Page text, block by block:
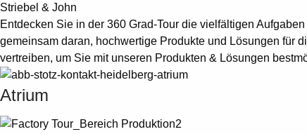
Striebel & John
Entdecken Sie in der 360 Grad-Tour die vielfältigen
gemeinsam daran, hochwertige Produkte und Lösungen für
vertreiben, um Sie mit unseren Produkten & Lösungen
Atrium